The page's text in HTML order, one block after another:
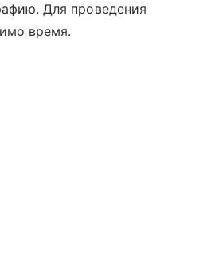
Для проведения
время.